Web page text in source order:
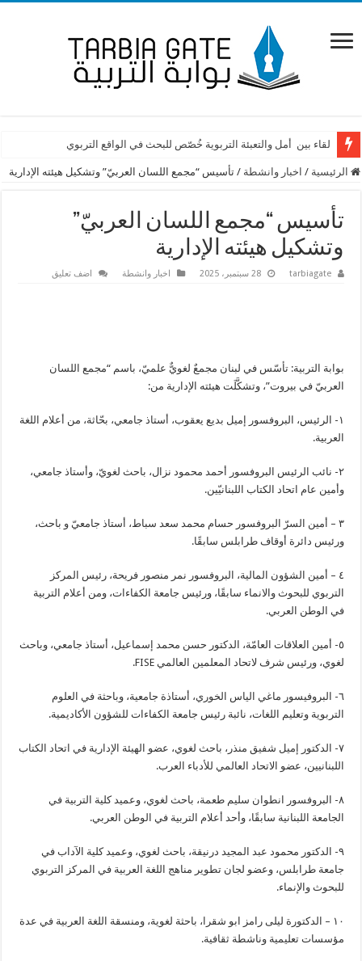
لقاء بين أمل والتعبئة التربوية خُصّص للبحث في الواقع التربوي
متعاقدو اللبنانية من بعبدا: لن يسقطَ حقُّنا بالصَّمت
الرئيسية / اخبار وانشطة / تأسيس “مجمع اللسان العربيّ” وتشكيل هيئته الإدارية
تأسيس “مجمع اللسان العربيّ”
وتشكيل هيئته الإدارية
tarbiagate 28 سبتمبر، 2025 اخبار وانشطة اضف تعليق
بوابة التربية: تأسّس في لبنان مجمعٌ لغويٌّ علميّ، باسم “مجمع اللسان
العربيّ في بيروت”، وتشكَّلَت هيئته الإدارية من:
١- الرئيس، البروفسور إمیل بدیع یعقوب، أستاذ جامعي، بحّاثة، من أعلام اللغة
العربية.
٢- نائب الرئيس البروفسور أحمد محمود نزال، باحث لغويّ، وأستاذ جامعي،
وأمين عام اتحاد الكتاب اللبنانيّين.
٣ – أمين السرّ البروفسور حسام محمد سعد سباط، أستاذ جامعيّ و باحث،
ورئيس دائرة أوقاف طرابلس سابقًا.
٤ – أمين الشؤون المالية، البروفسور نمر منصور فريحة، رئيس المركز
التربوي للبحوث والانماء سابقًا، ورئيس جامعة الكفاءات، ومن أعلام التربية
في الوطن العربي.
٥- أمين العلاقات العامّة، الدكتور حسن محمد إسماعيل، أستاذ جامعي، وباحث
لغوي، ورئيس شرف لاتحاد المعلمين العالمي FISE.
٦- البروفيسور ماغي الياس الخوري، أستاذة جامعية، وباحثة في العلوم
التربوية وتعليم اللغات، نائبة رئيس جامعة الكفاءات للشؤون الأكاديمية.
٧- الدكتور إمیل شفیق منذر، باحث لغوي، عضو الهيئة الإدارية في اتحاد الكتاب
اللبنانيين، عضو الاتحاد العالمي للأدباء العرب.
٨- البروفسور انطوان سليم طعمة، باحث لغوي، وعميد كلية التربية في
الجامعة اللبنانية سابقًا، وأحد أعلام التربية في الوطن العربي.
٩- الدكتور محمود عبد المجيد درنيقة، باحث لغوي، وعميد كلية الآداب في
جامعة طرابلس، وعضو لجان تطوير مناهج اللغة العربية في المركز التربوي
للبحوث والإنماء.
١٠ – الدكتورة ليلى رامز ابو شقرا، باحثة لغوية، ومنسقة اللغة العربية في عدة
مؤسسات تعليمية وناشطة ثقافية.